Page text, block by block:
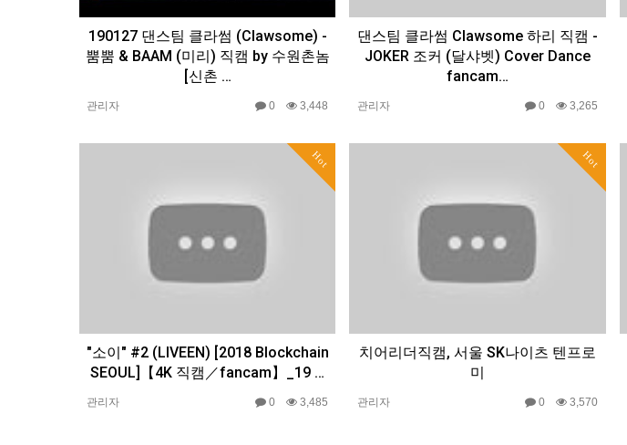
190127 댄스팀 클라썸 (Clawsome) -
뿜뿜 & BAAM (미리) 직캠 by 수원촌놈
[신촌 …
관리자 0 3,448
댄스팀 클라썸 Clawsome 하리 직캠 -
JOKER 조커 (달샤벳) Cover Dance
fancam…
관리자 0 3,265
Hot
"소이" #2 (LIVEEN) [2018 Blockchain
SEOUL]【4K 직캠／fancam】_19 …
관리자 0 3,485
Hot
치어리더직캠, 서울 SK나이츠 텐프로
미
관리자 0 3,570